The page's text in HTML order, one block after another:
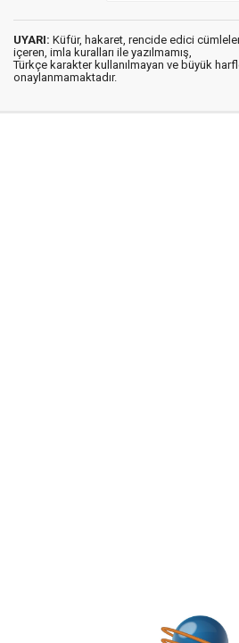
UYARI: Küfür, hakaret, rencide edici
içeren, imla kuralları ile yazılmamış,
Türkçe karakter kullanılmayan ve büyük
onaylanmamaktadır.